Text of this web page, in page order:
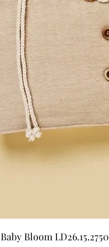
Baby Bloom LD26.15.2750